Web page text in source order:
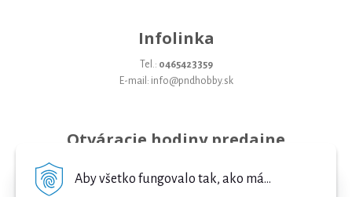
Aby všetko fungovalo tak, ako má...
Infolinka
Tel.: 0465423359
E-mail: info@pndhobby.sk
Otváracie hodiny predajne